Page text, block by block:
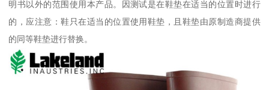
明书以外的范围使用本产品。因测试是在鞋垫在适当的位置时进行
的，应注意：鞋只在适当的位置使用鞋垫，且鞋垫由原制造商提供
的同等鞋垫进行替换。